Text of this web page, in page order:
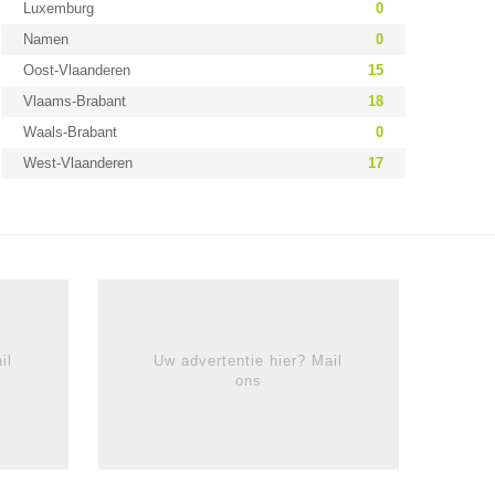
Luxemburg
0
Namen
0
Oost-Vlaanderen
15
Vlaams-Brabant
18
Waals-Brabant
0
West-Vlaanderen
17
Uw advertentie hier? Mail
ons